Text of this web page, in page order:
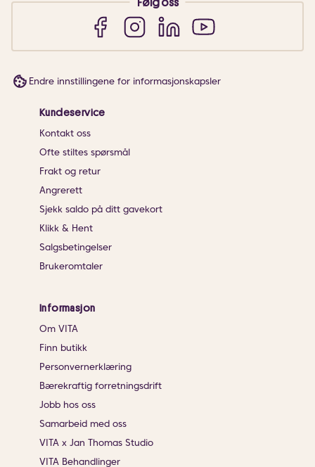
Følg oss
Endre innstillingene for informasjonskapsler
Kundeservice
Kontakt oss
Ofte stiltes spørsmål
Frakt og retur
Angrerett
Sjekk saldo på ditt gavekort
Klikk & Hent
Salgsbetingelser
Brukeromtaler
Informasjon
Om VITA
Finn butikk
Personvernerklæring
Bærekraftig forretningsdrift
Jobb hos oss
Samarbeid med oss
VITA x Jan Thomas Studio
VITA Behandlinger